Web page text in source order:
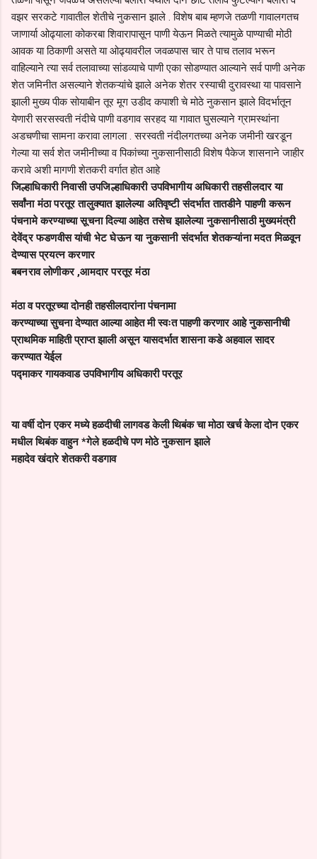
वझर सरकटे गावातील शेतीचे नुकसान झाले . विशेष बाब म्हणजे तळणी गावालगतच
जाणार्या ओढ्याला कोकरबा शिवारापासून पाणी येऊन मिळते त्यामुळे पाण्याची मोठी
आवक या ठिकाणी असते या ओढ्यावरील जवळपास चार ते पाच तलाव भरून
वाहिल्याने त्या सर्व तलावाच्या सांडव्याचे पाणी एका सोडण्यात आल्याने सर्व पाणी अनेक
शेत जमिनीत असल्याने शेतकऱ्यांचे झाले अनेक शेतर रस्याची दुरावस्था या पावसाने
झाली मुख्य पीक सोयाबीन तूर मूग उडीद कपाशी चे मोठे नुकसान झाले विदर्भातून
येणारी सरसस्वती नंदीचे पाणी वडगाव सरहद या गावात घुसल्याने ग्रामस्थांना
अडचणीचा सामना करावा लागला . सरस्वती नंदीलगतच्या अनेक जमीनी खरडून
गेल्या या सर्व शेत जमीनीच्या व पिकांच्या नुकसानीसाठी विशेष पैकेज शासनाने जाहीर
करावे अशी मागणी शेतकरी वर्गात होत आहे
जिल्हाधिकारी निवासी उपजिल्हाधिकारी उपविभागीय अधिकारी तहसीलदार या
सर्वांना मंठा परतूर तालुक्यात झालेल्या अतिवृष्टी संदर्भात तातडीने पाहणी करून
पंचनामे करण्याच्या सूचना दिल्या आहेत तसेच झालेल्या नुकसानीसाठी मुख्यमंत्री
देवेंद्र फडणवीस यांची भेट घेऊन या नुकसानी संदर्भात शेतकऱ्यांना मदत मिळवून
देण्यास प्रयत्न करणार
बबनराव लोणीकर ,आमदारपरतूर मंठा
मंठा व परतूरच्या दोनही तहसीलदारांना पंचनामा
करण्याच्या सुचना देण्यात आल्या आहेत मी स्वःत पाहणी करणार आहे नुकसानीची
प्राथमिक माहिती प्राप्त झाली असून यासदर्भात शासना कडे अहवाल सादर
करण्यात येईल
पद्माकर गायकवाड उपविभागीय अधिकारी परतूर
या वर्षी दोन एकर मध्ये हळदीची लागवड केली थिबंक चा मोठा खर्च केला दोन एकर
मधील थिबंक वाहुन *गेले हळदीचे पण मोठे नुकसान झाले
महादेव खंदारे शेतकरी वडगाव